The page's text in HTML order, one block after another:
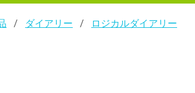
ダイアリー ロジカルダイアリー